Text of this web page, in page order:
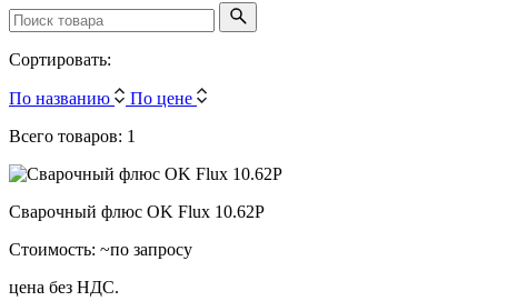
Сортировать:
По названию
По цене
Всего товаров: 1
Сварочный флюс OK Flux 10.62P
Стоимость: ~по запросу
цена без НДС.